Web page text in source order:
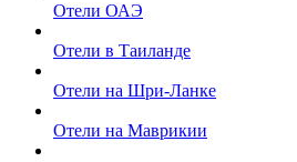
Отели ОАЭ
Отели в Таиланде
Отели на Шри-Ланке
Отели на Маврикии